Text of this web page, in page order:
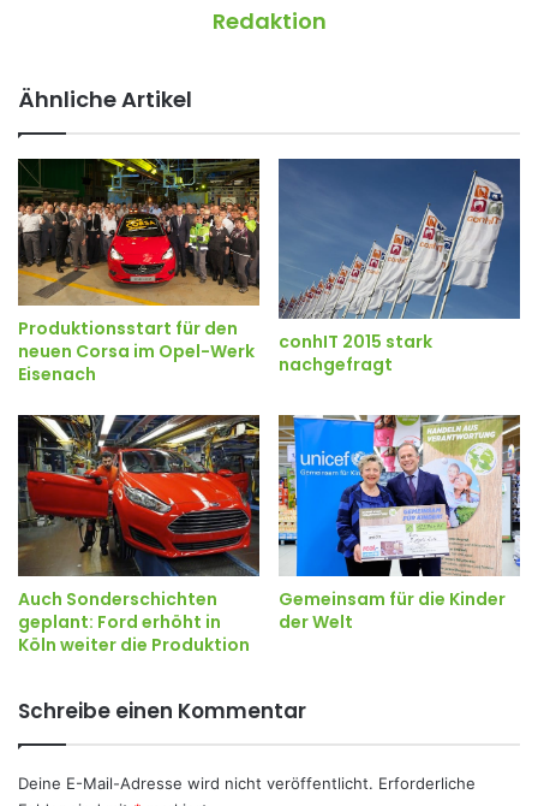
Redaktion
Ähnliche Artikel
Produktionsstart für den
neuen Corsa im Opel-Werk
Eisenach
conhIT 2015 stark
nachgefragt
Auch Sonderschichten
geplant: Ford erhöht in
Köln weiter die Produktion
Gemeinsam für die Kinder
der Welt
Schreibe einen Kommentar
Deine E-Mail-Adresse wird nicht veröffentlicht. Erforderliche